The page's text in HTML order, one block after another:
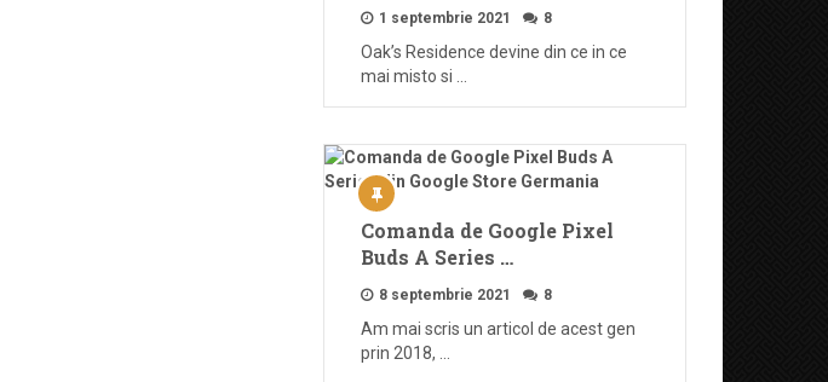
1 septembrie 2021 8
Oak’s Residence devine din ce in ce
mai misto si …
Comanda de Google Pixel
Buds A Series …
8 septembrie 2021 8
Am mai scris un articol de acest gen
prin 2018, …